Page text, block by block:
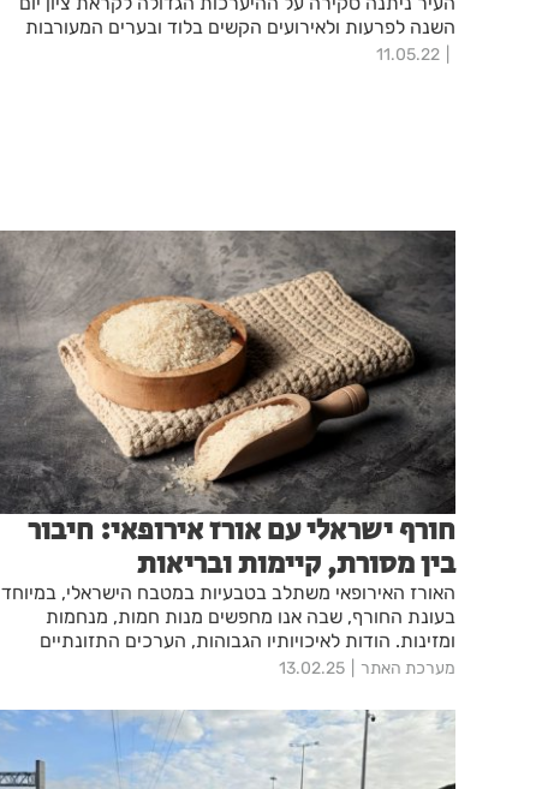
השנה לפרעות ולאירועים הקשים בלוד ובערים המעורבות
בישראל
11.05.22
חורף ישראלי עם אורז אירופאי: חיבור
בין מסורת, קיימות ובריאות
האורז האירופאי משתלב בטבעיות במטבח הישראלי, במיוחד
בעונת החורף, שבה אנו מחפשים מנות חמות, מנחמות
ומזינות. הודות לאיכויותיו הגבוהות, הערכים התזונתיים
המרשימים ויכולתו להשתלב במגוון רחב של תבשילים, הוא
מערכת האתר 13.02.25